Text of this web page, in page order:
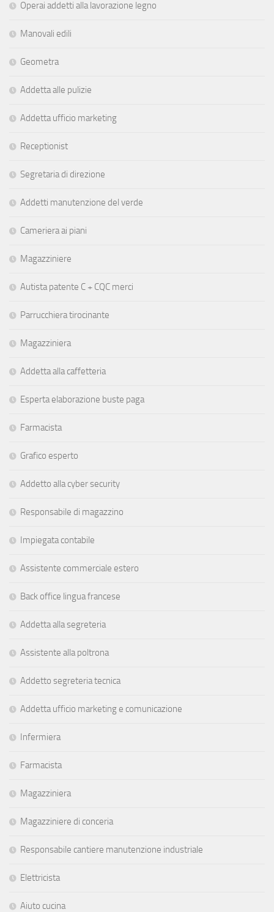
Operai addetti alla lavorazione legno
Manovali edili
Geometra
Addetta alle pulizie
Addetta ufficio marketing
Receptionist
Segretaria di direzione
Addetti manutenzione del verde
Cameriera ai piani
Magazziniere
Autista patente C + CQC merci
Parrucchiera tirocinante
Magazziniera
Addetta alla caffetteria
Esperta elaborazione buste paga
Farmacista
Grafico esperto
Addetto alla cyber security
Responsabile di magazzino
Impiegata contabile
Assistente commerciale estero
Back office lingua francese
Addetta alla segreteria
Assistente alla poltrona
Addetto segreteria tecnica
Addetta ufficio marketing e comunicazione
Infermiera
Farmacista
Magazziniera
Magazziniere di conceria
Responsabile cantiere manutenzione industriale
Elettricista
Aiuto cucina